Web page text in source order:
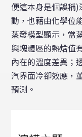
便這本身是個誤稱
動，也藉由化學位
蒸發模型顯示，當
與塊體區的熱焓值
內在的溫度差異；
汽界面冷卻效應，
預測。